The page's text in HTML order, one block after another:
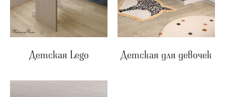
Детская Lego Детская для девочек